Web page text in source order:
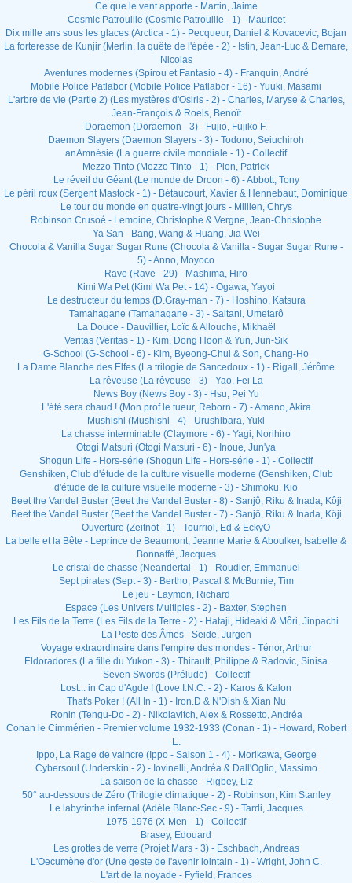
Ce que le vent apporte - Martin, Jaime
Cosmic Patrouille (Cosmic Patrouille - 1) - Mauricet
Dix mille ans sous les glaces (Arctica - 1) - Pecqueur, Daniel & Kovacevic, Bojan
La forteresse de Kunjir (Merlin, la quête de l'épée - 2) - Istin, Jean-Luc & Demare,
Nicolas
Aventures modernes (Spirou et Fantasio - 4) - Franquin, André
Mobile Police Patlabor (Mobile Police Patlabor - 16) - Yuuki, Masami
L'arbre de vie (Partie 2) (Les mystères d'Osiris - 2) - Charles, Maryse & Charles,
Jean-François & Roels, Benoît
Doraemon (Doraemon - 3) - Fujio, Fujiko F.
Daemon Slayers (Daemon Slayers - 3) - Todono, Seiuchiroh
anAmnésie (La guerre civile mondiale - 1) - Collectif
Mezzo Tinto (Mezzo Tinto - 1) - Pion, Patrick
Le réveil du Géant (Le monde de Droon - 6) - Abbott, Tony
Le péril roux (Sergent Mastock - 1) - Bétaucourt, Xavier & Hennebaut, Dominique
Le tour du monde en quatre-vingt jours - Millien, Chrys
Robinson Crusoé - Lemoine, Christophe & Vergne, Jean-Christophe
Ya San - Bang, Wang & Huang, Jia Wei
Chocola & Vanilla Sugar Sugar Rune (Chocola & Vanilla - Sugar Sugar Rune -
5) - Anno, Moyoco
Rave (Rave - 29) - Mashima, Hiro
Kimi Wa Pet (Kimi Wa Pet - 14) - Ogawa, Yayoi
Le destructeur du temps (D.Gray-man - 7) - Hoshino, Katsura
Tamahagane (Tamahagane - 3) - Saitani, Umetarô
La Douce - Dauvillier, Loïc & Allouche, Mikhaël
Veritas (Veritas - 1) - Kim, Dong Hoon & Yun, Jun-Sik
G-School (G-School - 6) - Kim, Byeong-Chul & Son, Chang-Ho
La Dame Blanche des Elfes (La trilogie de Sancedoux - 1) - Rigall, Jérôme
La rêveuse (La rêveuse - 3) - Yao, Fei La
News Boy (News Boy - 3) - Hsu, Pei Yu
L'été sera chaud ! (Mon prof le tueur, Reborn - 7) - Amano, Akira
Mushishi (Mushishi - 4) - Urushibara, Yuki
La chasse interminable (Claymore - 6) - Yagi, Norihiro
Otogi Matsuri (Otogi Matsuri - 6) - Inoue, Jun'ya
Shogun Life - Hors-série (Shogun Life - Hors-série - 1) - Collectif
Genshiken, Club d'étude de la culture visuelle moderne (Genshiken, Club
d'étude de la culture visuelle moderne - 3) - Shimoku, Kio
Beet the Vandel Buster (Beet the Vandel Buster - 8) - Sanjô, Riku & Inada, Kôji
Beet the Vandel Buster (Beet the Vandel Buster - 7) - Sanjô, Riku & Inada, Kôji
Ouverture (Zeitnot - 1) - Tourriol, Ed & EckyO
La belle et la Bête - Leprince de Beaumont, Jeanne Marie & Aboulker, Isabelle &
Bonnaffé, Jacques
Le cristal de chasse (Neandertal - 1) - Roudier, Emmanuel
Sept pirates (Sept - 3) - Bertho, Pascal & McBurnie, Tim
Le jeu - Laymon, Richard
Espace (Les Univers Multiples - 2) - Baxter, Stephen
Les Fils de la Terre (Les Fils de la Terre - 2) - Hataji, Hideaki & Môri, Jinpachi
La Peste des Âmes - Seide, Jurgen
Voyage extraordinaire dans l'empire des mondes - Ténor, Arthur
Eldoradores (La fille du Yukon - 3) - Thirault, Philippe & Radovic, Sinisa
Seven Swords (Prélude) - Collectif
Lost... in Cap d'Agde ! (Love I.N.C. - 2) - Karos & Kalon
That's Poker ! (All In - 1) - Iron.D & N'Dish & Xian Nu
Ronin (Tengu-Do - 2) - Nikolavitch, Alex & Rossetto, Andréa
Conan le Cimmérien - Premier volume 1932-1933 (Conan - 1) - Howard, Robert
E.
Ippo, La Rage de vaincre (Ippo - Saison 1 - 4) - Morikawa, George
Cybersoul (Underskin - 2) - Iovinelli, Andréa & Dall'Oglio, Massimo
La saison de la chasse - Rigbey, Liz
50° au-dessous de Zéro (Trilogie climatique - 2) - Robinson, Kim Stanley
Le labyrinthe infernal (Adèle Blanc-Sec - 9) - Tardi, Jacques
1975-1976 (X-Men - 1) - Collectif
Brasey, Edouard
Les grottes de verre (Projet Mars - 3) - Eschbach, Andreas
L'Oecumène d'or (Une geste de l'avenir lointain - 1) - Wright, John C.
L'art de la noyade - Fyfield, Frances